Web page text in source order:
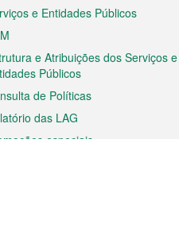
e Entidades Públicos
e Atribuições dos Serviços e
Públicos
de Políticas
das LAG
especiais